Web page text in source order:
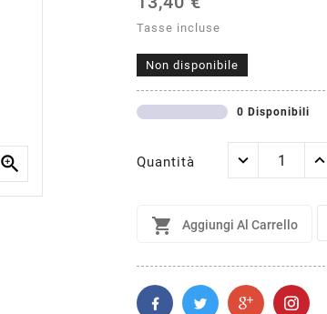

Tasse incluse
Non disponibile
0 Disponibili
Quantità
 Aggiungi Al Carrello